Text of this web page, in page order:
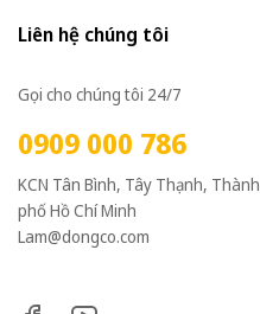
Liên hệ chúng tôi
Gọi cho chúng tôi 24/7
0909 000 786
KCN Tân Bình, Tây Thạnh, Thành
phố Hồ Chí Minh
Lam@dongco.com